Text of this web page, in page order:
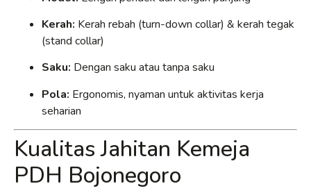
Kerah: Kerah rebah (turn-down collar) & kerah tegak
(stand collar)
Saku: Dengan saku atau tanpa saku
Pola: Ergonomis, nyaman untuk aktivitas kerja
seharian
Kualitas Jahitan Kemeja
PDH Bojonegoro